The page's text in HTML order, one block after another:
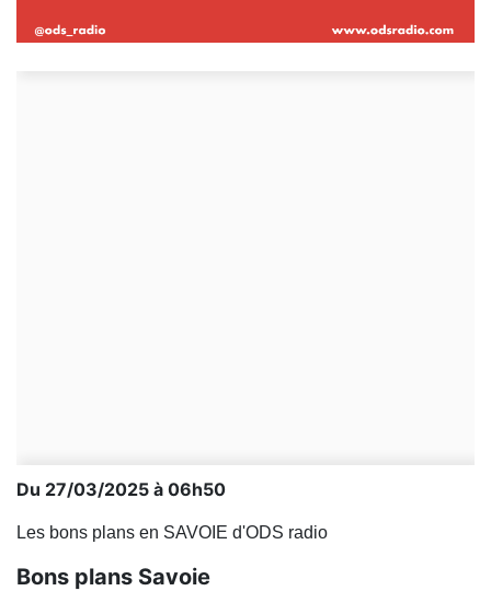
Du 27/03/2025 à 06h50
Les bons plans en SAVOIE d'ODS radio
Bons plans Savoie